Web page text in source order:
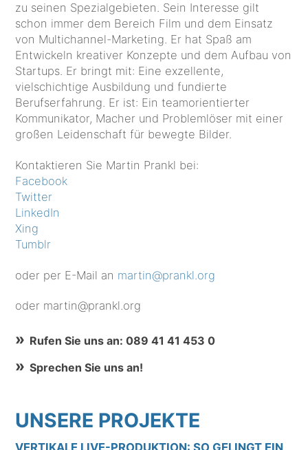
zu seinen Spezialgebieten. Sein Interesse gilt
schon immer dem Bereich Film und dem Einsatz
von Multichannel-Marketing. Er hat Spaß am
Entwickeln kreativer Konzepte und dem Aufbau von
Startups. Er bringt mit: Eine exzellente,
vielschichtige Ausbildung und fundierte
Berufserfahrung. Er ist: Ein teamorientierter
Kommunikator, Macher und Problemlöser mit einer
großen Leidenschaft für bewegte Bilder.
Kontaktieren Sie Martin Prankl bei:
Facebook
Twitter
LinkedIn
Xing
Tumblr
oder per E-Mail an martin@prankl.org
oder martin@prankl.org
Rufen Sie uns an: 089 41 41 453 0
Sprechen Sie uns an!
UNSERE PROJEKTE
VERTIKALE LIVE-PRODUKTION: SO GELINGT EIN